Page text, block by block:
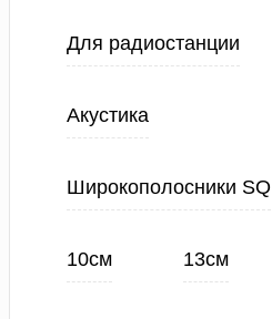
Для радиостанции
Акустика
Широкополосники SQ
10см 13см